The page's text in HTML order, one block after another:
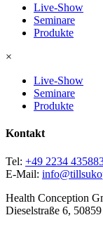
Live-Show
Seminare
Produkte
×
Live-Show
Seminare
Produkte
Kontakt
Tel: +49 2234
E-Mail:
Health Conception
Dieselstraße 6,